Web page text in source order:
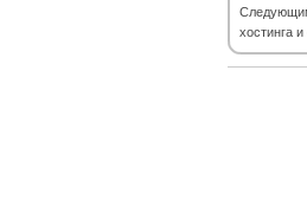
хостинга и